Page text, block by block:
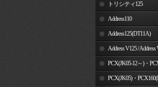
トリシティ125
Address110
Address125(DT11A)
Address V125 / Address
PCX(JK05-12～)・
～) PCX(JK05)・